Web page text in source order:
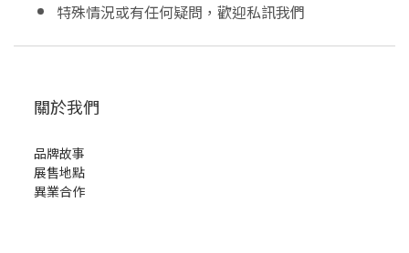
特殊情況或有任何疑問，歡迎私訊我們
關於我們
品牌故事
展售地點
異業合作